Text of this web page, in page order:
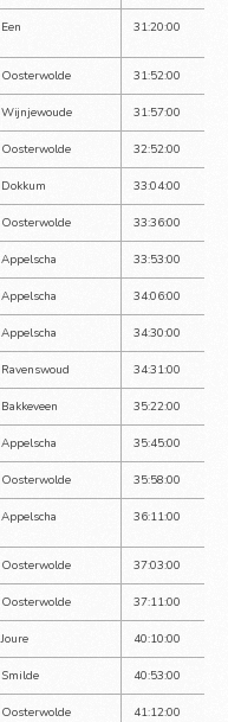
Een 31:20:00
Oosterwolde 31:52:00
Wijnjewoude 31:57:00
Oosterwolde 32:52:00
Dokkum 33:04:00
Oosterwolde 33:36:00
Appelscha 33:53:00
Appelscha 34:06:00
Appelscha 34:30:00
Ravenswoud 34:31:00
Bakkeveen 35:22:00
Appelscha 35:45:00
Oosterwolde 35:58:00
Appelscha 36:11:00
Oosterwolde 37:03:00
Oosterwolde 37:11:00
Joure 40:10:00
Smilde 40:53:00
Oosterwolde 41:12:00